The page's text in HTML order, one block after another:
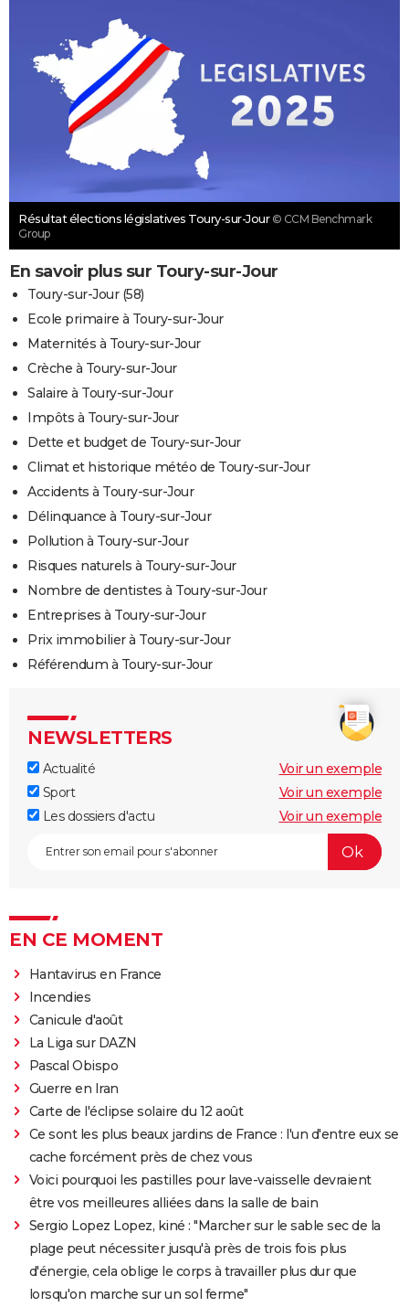
Résultat élections législatives Toury-sur-Jour © CCM Benchmark
Group
En savoir plus sur Toury-sur-Jour
Toury-sur-Jour (58)
Ecole primaire à Toury-sur-Jour
Maternités à Toury-sur-Jour
Crèche à Toury-sur-Jour
Salaire à Toury-sur-Jour
Impôts à Toury-sur-Jour
Dette et budget de Toury-sur-Jour
Climat et historique météo de Toury-sur-Jour
Accidents à Toury-sur-Jour
Délinquance à Toury-sur-Jour
Pollution à Toury-sur-Jour
Risques naturels à Toury-sur-Jour
Nombre de dentistes à Toury-sur-Jour
Entreprises à Toury-sur-Jour
Prix immobilier à Toury-sur-Jour
Référendum à Toury-sur-Jour
NEWSLETTERS
Actualité
Voir un exemple
Sport
Voir un exemple
Les dossiers d'actu
Voir un exemple
EN CE MOMENT
Hantavirus en France
Incendies
Canicule d'août
La Liga sur DAZN
Pascal Obispo
Guerre en Iran
Carte de l'éclipse solaire du 12 août
Ce sont les plus beaux jardins de France : l'un d'entre eux se
cache forcément près de chez vous
Voici pourquoi les pastilles pour lave-vaisselle devraient
être vos meilleures alliées dans la salle de bain
Sergio Lopez Lopez, kiné : "Marcher sur le sable sec de la
plage peut nécessiter jusqu'à près de trois fois plus
d'énergie, cela oblige le corps à travailler plus dur que
lorsqu'on marche sur un sol ferme"